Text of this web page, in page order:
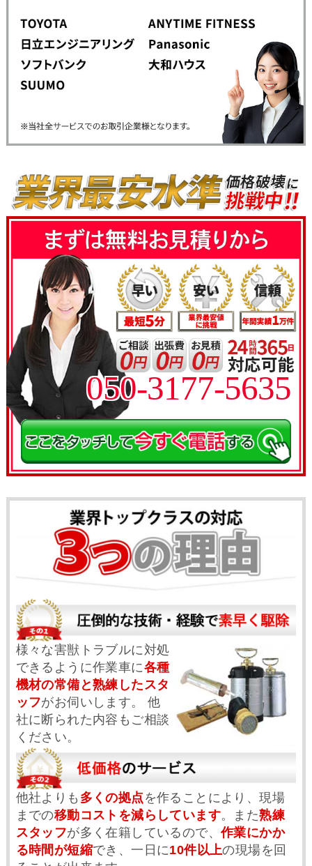
050-3177-5635
様々な害獣トラブルに対処
できるように作業車に各種
機材の常備と熟練したスタ
ッフがお伺いします。 他
社に断られた内容もご相談
ください。
他社よりも 多くの拠点 を作ることにより、現場
までの移動コストを減らしています。また熟練
スタッフが多く在籍しているので、作業にかか
る時間が短縮でき、一日に10件以上の現場を回